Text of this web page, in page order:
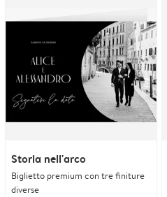
Storia nell'arco
Biglietto premium con tre finiture
diverse